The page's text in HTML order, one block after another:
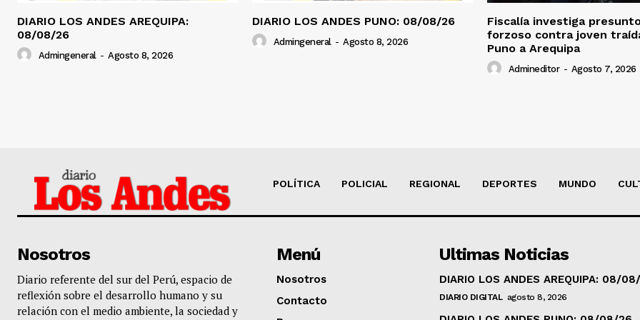
DIARIO LOS ANDES AREQUIPA:
08/08/26
Admingeneral - Agosto 8, 2026
DIARIO LOS ANDES PUNO: 08/08/26
Admingeneral - Agosto 8, 2026
Fiscalía investiga
forzoso contra joven
Puno a Arequipa
Admineditor - Agosto 7, 2026
POLÍTICA POLICIAL REGIONAL DEPORTES MUNDO
Nosotros
Diario referente del sur del Perú, espacio de
reflexión sobre el desarrollo humano y su
relación con el medio ambiente, la sociedad y
Menú
Nosotros
Contacto
Ultimas Noticias
DIARIO LOS ANDES AREQUIPA: 08/
DIARIO DIGITAL agosto 8, 2026